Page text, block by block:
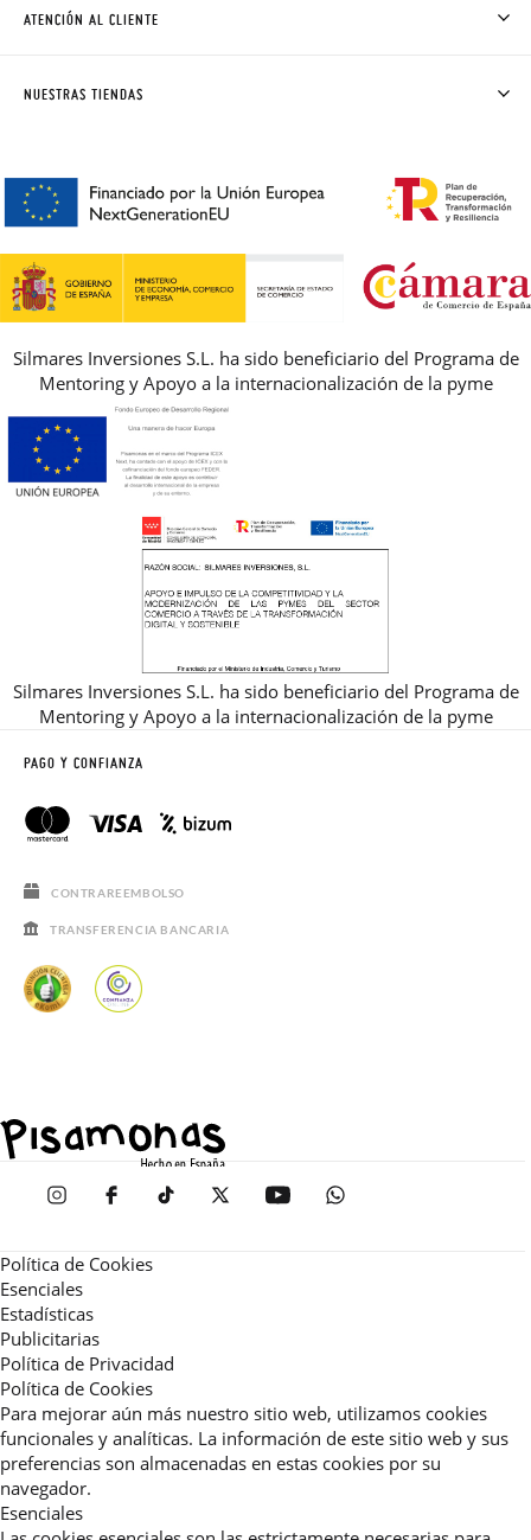
CÓMO COMPRAR
AVISO LEGAL, PRIVACIDAD Y COOKIES
REBAJAS
ATENCIÓN AL CLIENTE
PREGUNTAS FRECUENTES
NUESTRAS TIENDAS
Silmares Inversiones S.L. ha sido beneficiario del Programa de
Mentoring y Apoyo a la internacionalización de la pyme
Silmares Inversiones S.L. ha sido beneficiario del Programa de
Mentoring y Apoyo a la internacionalización de la pyme
PAGO Y CONFIANZA
CONTRAREEMBOLSO
TRANSFERENCIA BANCARIA
Política de Cookies
Esenciales
Estadísticas
Publicitarias
Política de Privacidad
Política de Cookies
Para mejorar aún más nuestro sitio web, utilizamos cookies
funcionales y analíticas. La información de este sitio web y sus
preferencias son almacenadas en estas cookies por su
navegador.
Esenciales